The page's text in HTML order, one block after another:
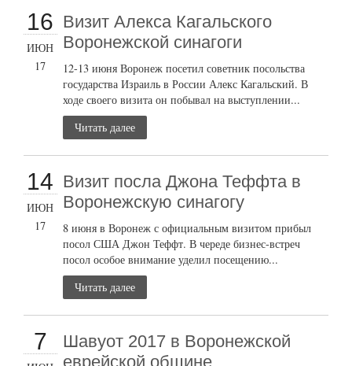
16
ИЮН
17
Визит Алекса Кагальского
Воронежской синагоги
12-13 июня Воронеж посетил советник посольства
государства Израиль в России Алекс Кагальский. В
ходе своего визита он побывал на выступлении...
Читать далее
14
ИЮН
17
Визит посла Джона Теффта в
Воронежскую синагогу
8 июня в Воронеж с официальным визитом прибыл
посол США Джон Теффт. В череде бизнес-встреч
посол особое внимание уделил посещению...
Читать далее
7
Шавуот 2017 в Воронежской
еврейской общине